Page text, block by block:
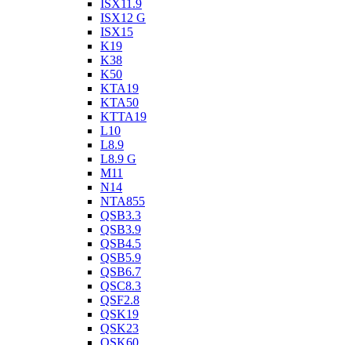
ISX11.9
ISX12 G
ISX15
K19
K38
K50
KTA19
KTA50
KTTA19
L10
L8.9
L8.9 G
M11
N14
NTA855
QSB3.3
QSB3.9
QSB4.5
QSB5.9
QSB6.7
QSC8.3
QSF2.8
QSK19
QSK23